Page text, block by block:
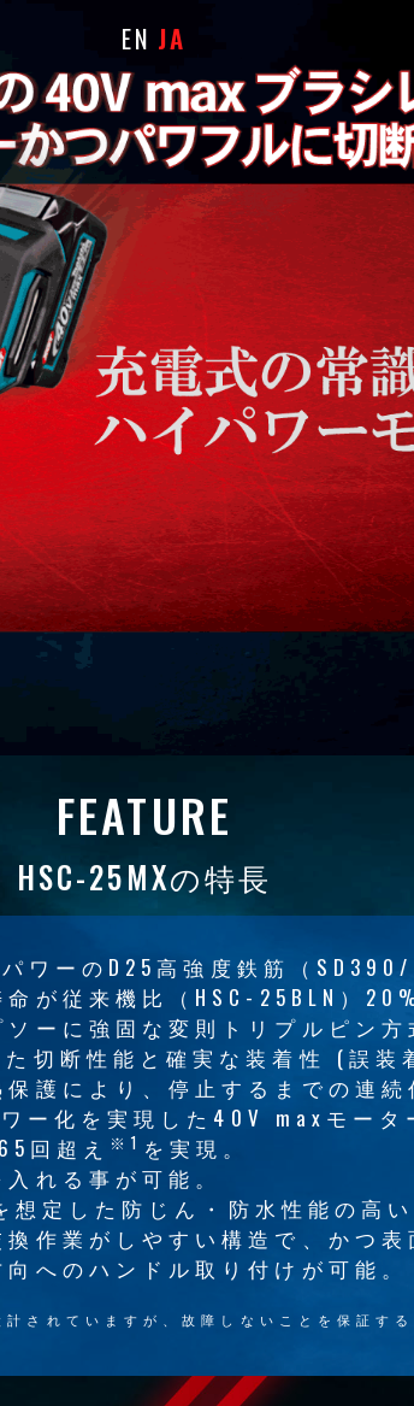
ENJA
FEATURE
HSC-25MXの特長
ワーのD25高強度鉄筋（
が従来機比（HSC-25BLN）
ーに強固な変則トリプルピン
切断性能と確実な装着性 (誤
護により、停止するまでの連
ー化を実現した40V maxモータ
回超え
※1 を実現。
れる事が可能。
定した防じん・防水性能の高
作業がしやすい構造で、かつ
へのハンドル取り付けが可能。
されていますが、故障しないことを保証す